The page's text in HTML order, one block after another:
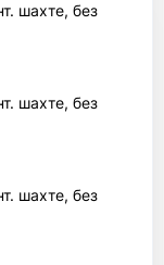
шахте, без
шахте, без
шахте, без